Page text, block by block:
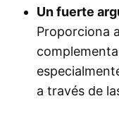
Un fuerte
Proporciona
a través de